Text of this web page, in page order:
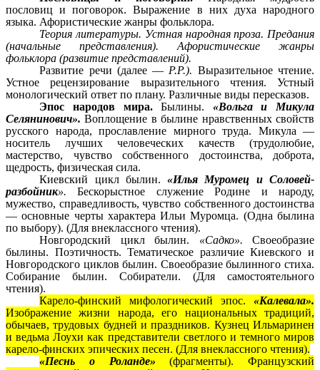
пословиц и поговорок. Выражение в них духа народного
языка. Афористические жанры фольклора.
Теория литературы. Устная народная проза. Предания
(начальные представления). Афористические жанры
фольклора (развитие представлений).
Развитие речи (далее — P.P.). Выразительное чтение.
Устное рецензирование выразительного чтения. Устный
монологический ответ по плану. Различные виды пересказов.
Эпос народов мира.Былины. «Вольга и Микула
Селянинович».Воплощение в былине нравственных свойств
русского народа, прославление мирного труда. Микула —
носитель лучших человеческих качеств (трудолюбие,
мастерство, чувство собственного достоинства, доброта,
щедрость, физическая сила.
Киевский цикл былин.«Илья Муромец и Соловей-
разбойник».Бескорыстное служение Родине и народу,
мужество, справедливость, чувство собственного достоинства
— основные черты характера Ильи Муромца. (Одна былина
по выбору). (Для внеклассного чтения).
Новгородский цикл былин. «Садко».Своеобразие
былины. Поэтичность. Тематическое различие Киевского и
Новгородского циклов былин. Своеобразие былинного стиха.
Собирание былин. Собиратели. (Для самостоятельного
чтения).
Карело-финский мифологический эпос. «Калевала».
Изображение жизни народа, его национальных традиций,
обычаев, трудовых будней и праздников. Кузнец Ильмаринен
и ведьма Лоухи как представители светлого и темного миров
карело-финских эпических песен. (Для внеклассного чтения).
«Песнь о Роланде»(фрагменты). Французский